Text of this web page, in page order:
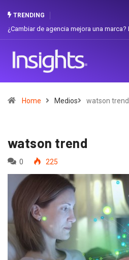
TRENDING
de agencia mejora una marca? La
Home Medios watson trend
watson trend
0 225